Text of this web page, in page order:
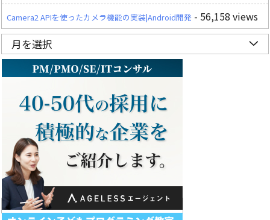
Camera2 APIを使ったカメラ機能の実装|Android開発 - 56,158 views
月を選択